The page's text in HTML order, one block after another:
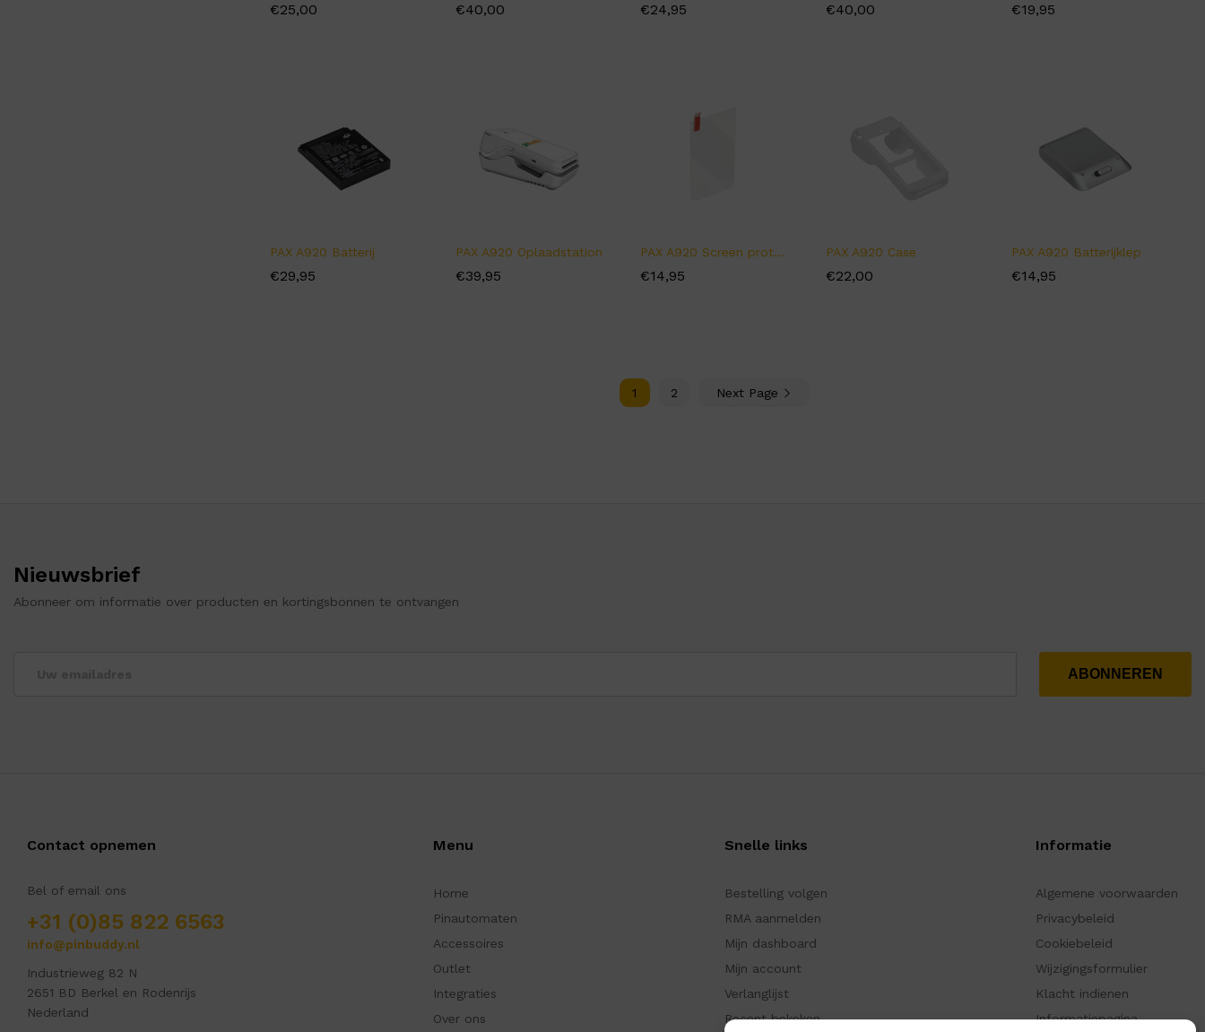
€25,00
€25,00 €40,00
€40,00 €24,95
€24,95 €40,00
€40,00 €19,95
€19,95
PAX A920 Batterij
€29,95
€29,95
PAX A920 Oplaadstation
€39,95
€39,95
PAX A920 Screen protector
€14,95
€14,95
PAX A920 Case
€22,00
€22,00
PAX A920 Batterijklep
€14,95
€14,95
1 2 Next Page
Nieuwsbrief
Abonneer om informatie over producten en kortingsbonnen te ontvangen
Contact opnemen
Bel of email ons
+31 (0)85 822 6563
info@pinbuddy.nl
Industrieweg 82 N
2651 BD Berkel en Rodenrijs
Nederland
Menu
Home
Pinautomaten
Accessoires
Outlet
Integraties
Over ons
Snelle links
Bestelling volgen
RMA aanmelden
Mijn dashboard
Mijn account
Verlanglijst
Recent bekeken
Informatie
Algemene voorwaarden
Privacybeleid
Cookiebeleid
Wijzigingsformulier
Klacht indienen
Informatiepagina